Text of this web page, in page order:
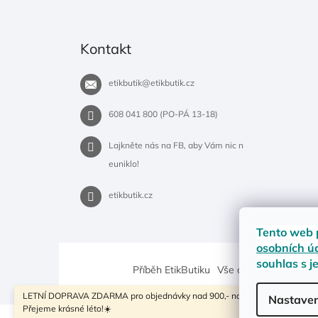
Tento web
osobních
souhlas s
LETNÍ DOPRAVA ZDARMA pro objednávky nad 900,- na pobočky
Přejeme krásné léto!☀️
Kontakt
etikbutik@etikbutik.cz
608 041 800 (PO-PÁ 13-18)
Lajkněte nás na FB, aby Vám nic n
euniklo!
etikbutik.cz
Příběh EtikButiku Vše o nákupu